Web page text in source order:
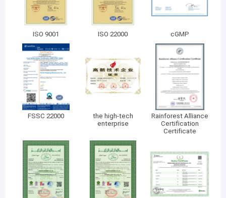
ISO 9001 ISO 22000 cGMP
FSSC 22000
the high-tech
enterprise
Rainforest Alliance
Certification
Certificate